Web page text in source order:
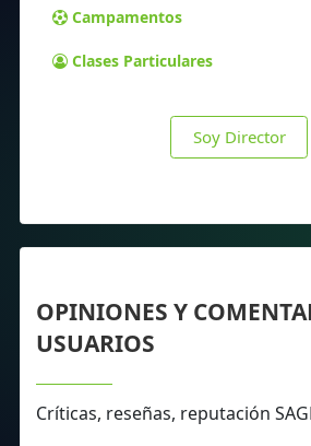
Campamentos
Clases Particulares
Soy Director
OPINIONES Y
USUARIOS
Críticas, reseñas, reputación